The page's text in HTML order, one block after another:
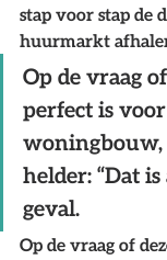
stap voor stap de
huurmarkt
Op de vraag
perfect is
woningbouw,
helder: “Dat
geval.
Op de vraag of